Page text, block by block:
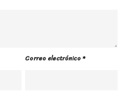
Correo electrónico*